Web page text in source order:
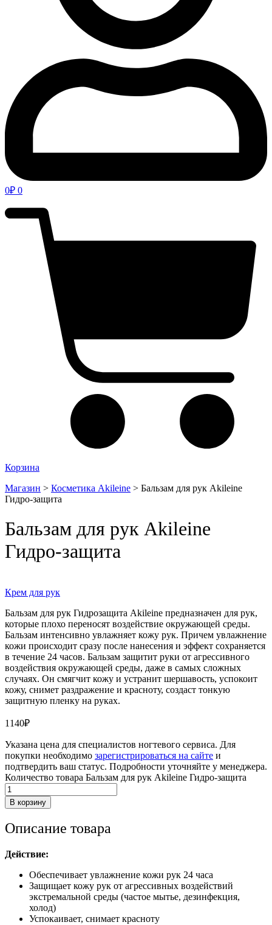
0₽ 0
Корзина
Магазин > Косметика Akileine > Бальзам для рук Akileine
Гидро-защита
Бальзам для рук Akileine
Гидро-защита
Крем для рук
Бальзам для рук Гидрозащита Akileine предназначен для рук,
которые плохо переносят воздействие окружающей среды.
Бальзам интенсивно увлажняет кожу рук. Причем увлажнение
кожи происходит сразу после нанесения и эффект сохраняется
в течение 24 часов. Бальзам защитит руки от агрессивного
воздействия окружающей среды, даже в самых сложных
случаях. Он смягчит кожу и устранит шершавость, успокоит
кожу, снимет раздражение и красноту, создаст тонкую
защитную пленку на руках.
1140₽
Указана цена для специалистов ногтевого сервиса. Для
покупки необходимо зарегистрироваться на сайте и
подтвердить ваш статус. Подробности уточняйте у менеджера.
Количество товара Бальзам для рук Akileine Гидро-защита
В корзину
Описание товара
Действие:
Обеспечивает увлажнение кожи рук 24 часа
Защищает кожу рук от агрессивных воздействий
экстремальной среды (частое мытье, дезинфекция,
холод)
Успокаивает, снимает красноту